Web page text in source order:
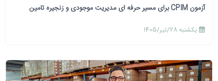
آزمون CPIM برای مسیر حرفه ای مدیریت موجودی و زنجیره تامین
يكشنبه 28/تیر/1405